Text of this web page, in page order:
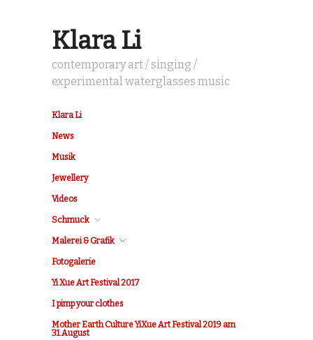
Klara Li
contemporary art / singing /
experimental waterglasses music
Klara Li
News
Musik
Jewellery
Videos
Schmuck
Malerei & Grafik
Fotogalerie
Yi Xue Art Festival 2017
I pimp your clothes
Mother Earth Culture YiXue Art Festival 2019 am
31.August